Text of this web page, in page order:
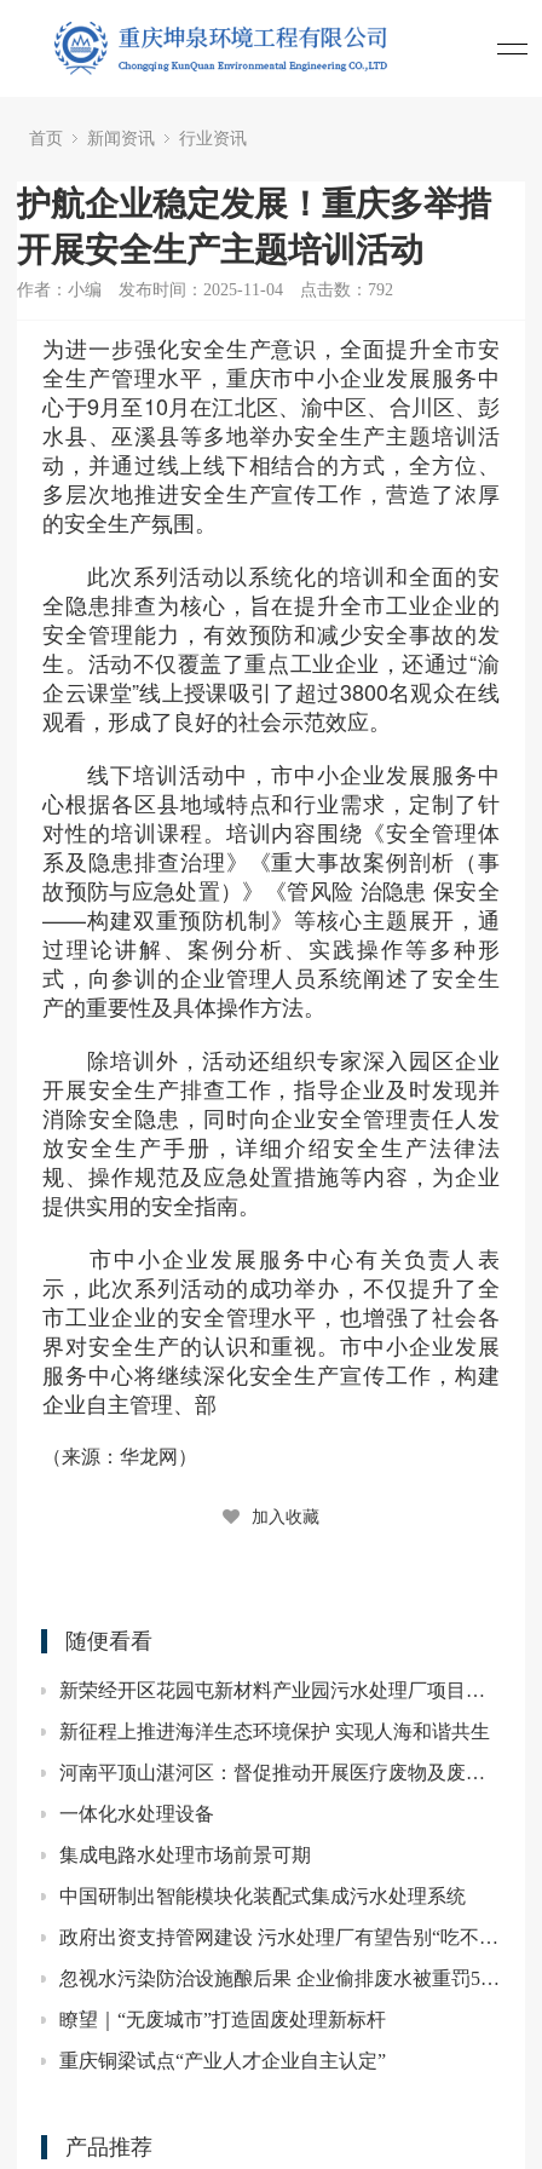
首页 新闻资讯 行业资讯
护航企业稳定发展！重庆多举措
开展安全生产主题培训活动
作者：小编 发布时间：2025-11-04 点击数： 792
为进一步强化安全生产意识，全面提升全市安
全生产管理水平，重庆市中小企业发展服务中
心于9月至10月在江北区、渝中区、合川区、彭
水县、巫溪县等多地举办安全生产主题培训活
动，并通过线上线下相结合的方式，全方位、
多层次地推进安全生产宣传工作，营造了浓厚
的安全生产氛围。
此次系列活动以系统化的培训和全面的安
全隐患排查为核心，旨在提升全市工业企业的
安全管理能力，有效预防和减少安全事故的发
生。活动不仅覆盖了重点工业企业，还通过“渝
企云课堂”线上授课吸引了超过3800名观众在线
观看，形成了良好的社会示范效应。
线下培训活动中，市中小企业发展服务中
心根据各区县地域特点和行业需求，定制了针
对性的培训课程。培训内容围绕《安全管理体
系及隐患排查治理》《重大事故案例剖析（事
故预防与应急处置）》《管风险 治隐患 保安全
——构建双重预防机制》等核心主题展开，通
过理论讲解、案例分析、实践操作等多种形
式，向参训的企业管理人员系统阐述了安全生
产的重要性及具体操作方法。
除培训外，活动还组织专家深入园区企业
开展安全生产排查工作，指导企业及时发现并
消除安全隐患，同时向企业安全管理责任人发
放安全生产手册，详细介绍安全生产法律法
规、操作规范及应急处置措施等内容，为企业
提供实用的安全指南。
市中小企业发展服务中心有关负责人表
示，此次系列活动的成功举办，不仅提升了全
市工业企业的安全管理水平，也增强了社会各
界对安全生产的认识和重视。市中小企业发展
服务中心将继续深化安全生产宣传工作，构建
企业自主管理、部
（来源：华龙网）
加入收藏
随便看看
新荣经开区花园屯新材料产业园污水处理厂项目正式开工
新征程上推进海洋生态环境保护 实现人海和谐共生
河南平顶山湛河区：督促推动开展医疗废物及废水专项整治
一体化水处理设备
集成电路水处理市场前景可期
中国研制出智能模块化装配式集成污水处理系统
​政府出资支持管网建设 污水处理厂有望告别“吃不饱”/财政部、住建部近日印发《城市管网及污水处理补助资金管理办法》
忽视水污染防治设施酿后果 企业偷排废水被重罚50万
瞭望｜“无废城市”打造固废处理新标杆
重庆铜梁试点“产业人才企业自主认定”
产品推荐